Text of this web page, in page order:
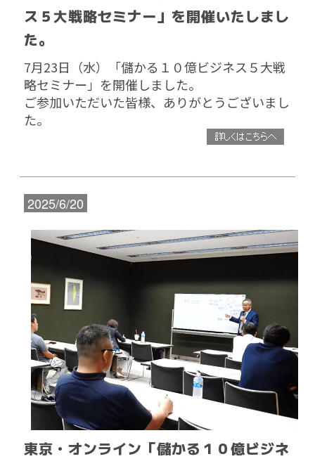
ス５大戦略セミナー」を開催いたしまし
た。
7月23日（水）「儲かる１０億ビジネス５大戦
略セミナー」を開催しました。
ご参加いただいた皆様、ありがとうございまし
た。
2025/6/20
東京・オンライン「儲かる１０億ビジネ